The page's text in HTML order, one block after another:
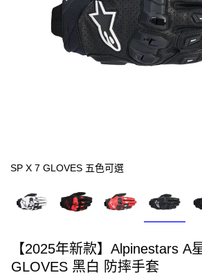
SP X 7 GLOVES 五色可選
【2025年新款】Alpinestars A
GLOVES 黑白 防摔手套